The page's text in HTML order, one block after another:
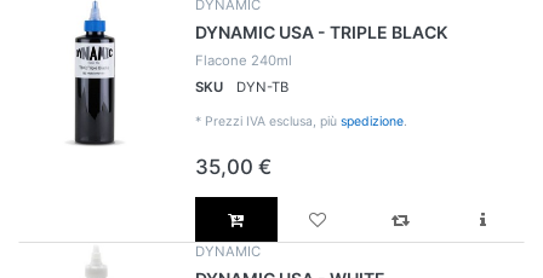
DYNAMIC
DYNAMIC USA - TRIPLE BLACK
Flacone 240ml
SKU
DYN-TB
* Prezzi IVA esclusa, più spedizione.
35,00 €
DYNAMIC